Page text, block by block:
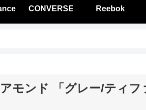
CONVERSE Reebok
モンド 「グレー/ティフ